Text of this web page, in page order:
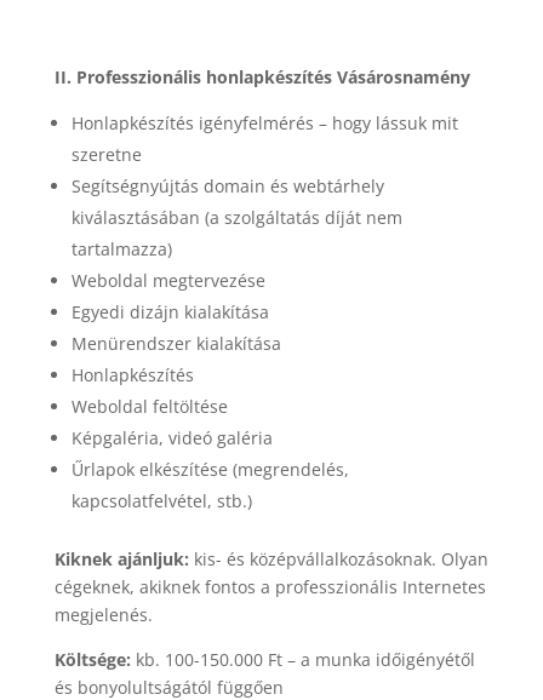
II. Professzionális honlapkészítés Vásárosnamény
Honlapkészítés igényfelmérés – hogy lássuk mit
szeretne
Segítségnyújtás domain és webtárhely
kiválasztásában (a szolgáltatás díját nem
tartalmazza)
Weboldal megtervezése
Egyedi dizájn kialakítása
Menürendszer kialakítása
Honlapkészítés
Weboldal feltöltése
Képgaléria, videó galéria
Űrlapok elkészítése (megrendelés,
kapcsolatfelvétel, stb.)
Kiknek ajánljuk: kis- és középvállalkozásoknak. Olyan
cégeknek, akiknek fontos a professzionális Internetes
megjelenés.
Költsége: kb. 100-150.000 Ft – a munka időigényétől
és bonyolultságától függően